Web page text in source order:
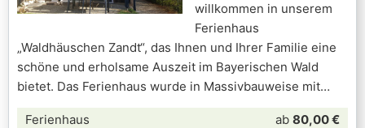
willkommen in unserem
Ferienhaus
„Waldhäuschen Zandt“, das Ihnen und Ihrer Familie eine
schöne und erholsame Auszeit im Bayerischen Wald
bietet. Das Ferienhaus wurde in Massivbauweise mit
Ferienhaus
ab 80,00 €